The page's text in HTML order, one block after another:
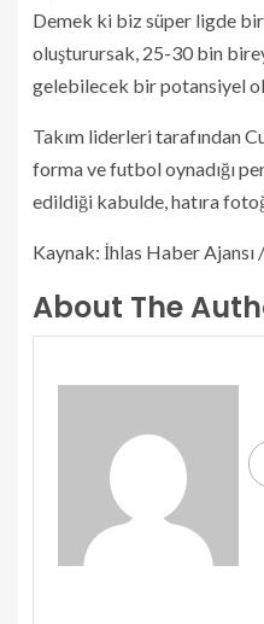
Demek ki biz süper ligde
oluşturursak, 25-30 bin
gelebilecek bir potansiyel
Takım liderleri tarafından
forma ve futbol oynadığı
edildiği kabulde, hatıra
Kaynak: İhlas Haber Ajansı
About The